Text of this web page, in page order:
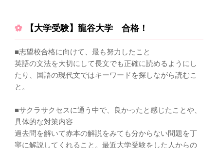
【大学受験】龍谷大学 合格！
■志望校合格に向けて、最も努力したこと
英語の文法を大切にして長文でも正確に読めるようにし
たり、国語の現代文ではキーワードを探しながら読むこ
と。
■サクラサクセスに通う中で、良かったと感じたことや、
具体的な対策内容
過去問を解いて赤本の解説をみても分からない問題を丁
寧に解説してくれること。最近大学受験をした人からの